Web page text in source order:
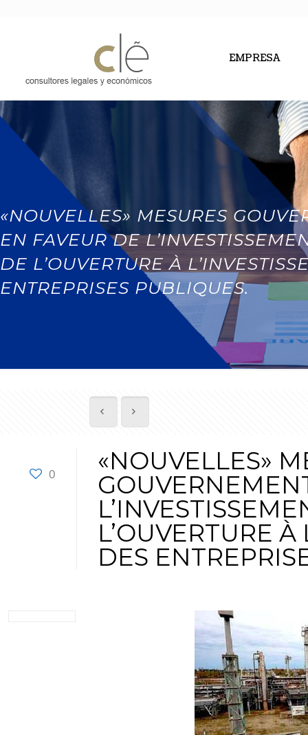
EMPRESA
«NOUVELLES» MESURES
EN FAVEUR DE
DE L’OUVERTURE À
ENTREPRISES PUBLIQUES.
0
«NOUVELLES»
L’OUVERTURE
DES